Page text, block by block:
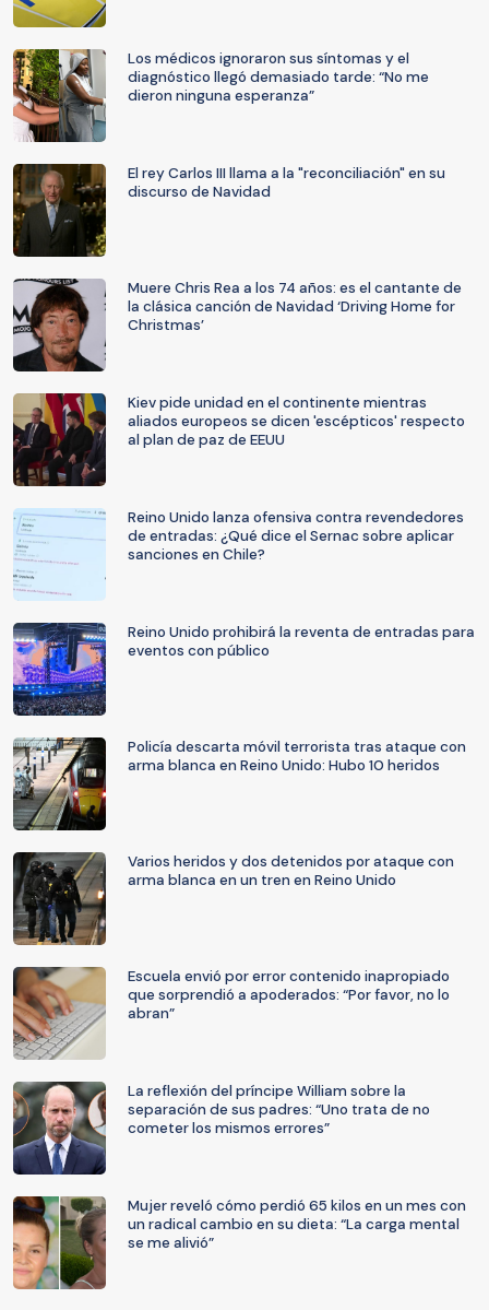
Los médicos ignoraron sus síntomas y el
diagnóstico llegó demasiado tarde: “No me
dieron ninguna esperanza”
El rey Carlos III llama a la "reconciliación" en su
discurso de Navidad
Muere Chris Rea a los 74 años: es el cantante de
la clásica canción de Navidad ‘Driving Home for
Christmas’
Kiev pide unidad en el continente mientras
aliados europeos se dicen 'escépticos' respecto
al plan de paz de EEUU
Reino Unido lanza ofensiva contra revendedores
de entradas: ¿Qué dice el Sernac sobre aplicar
sanciones en Chile?
Reino Unido prohibirá la reventa de entradas para
eventos con público
Policía descarta móvil terrorista tras ataque con
arma blanca en Reino Unido: Hubo 10 heridos
Varios heridos y dos detenidos por ataque con
arma blanca en un tren en Reino Unido
Escuela envió por error contenido inapropiado
que sorprendió a apoderados: “Por favor, no lo
abran”
La reflexión del príncipe William sobre la
separación de sus padres: “Uno trata de no
cometer los mismos errores”
Mujer reveló cómo perdió 65 kilos en un mes con
un radical cambio en su dieta: “La carga mental
se me alivió”